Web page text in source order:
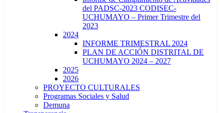
del PADSC-2023 CODISEC-
UCHUMAYO – Primer Trimestre del
2023
2024
INFORME TRIMESTRAL 2024
PLAN DE ACCIÓN DISTRITAL DE
UCHUMAYO 2024 – 2027
2025
2026
PROYECTO CULTURALES
Programas Sociales y Salud
Demuna